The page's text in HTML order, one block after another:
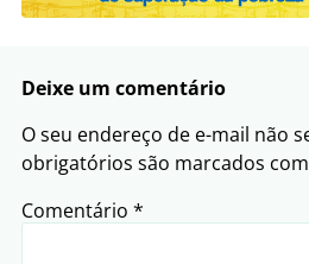
Deixe um comentário
O seu endereço de e-mail não
obrigatórios são marcados com
Comentário *